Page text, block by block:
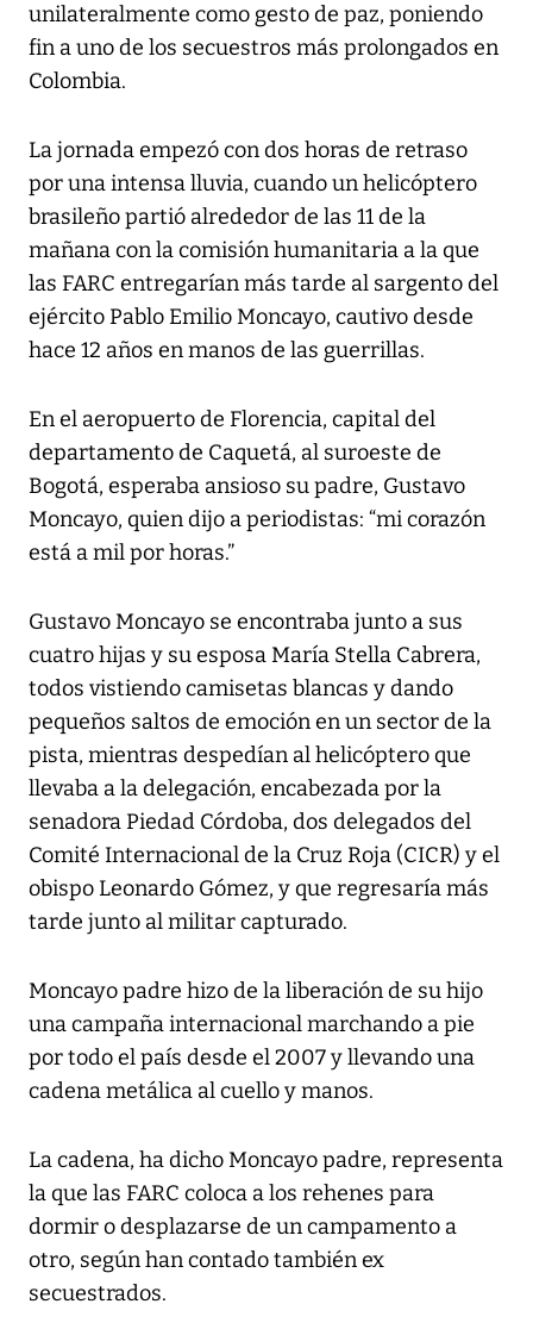
unilateralmente como gesto de paz, poniendo
fin a uno de los secuestros más prolongados en
Colombia.
La jornada empezó con dos horas de retraso
por una intensa lluvia, cuando un helicóptero
brasileño partió alrededor de las 11 de la
mañana con la comisión humanitaria a la que
las FARC entregarían más tarde al sargento del
ejército Pablo Emilio Moncayo, cautivo desde
hace 12 años en manos de las guerrillas.
En el aeropuerto de Florencia, capital del
departamento de Caquetá, al suroeste de
Bogotá, esperaba ansioso su padre, Gustavo
Moncayo, quien dijo a periodistas: “mi corazón
está a mil por horas.”
Gustavo Moncayo se encontraba junto a sus
cuatro hijas y su esposa María Stella Cabrera,
todos vistiendo camisetas blancas y dando
pequeños saltos de emoción en un sector de la
pista, mientras despedían al helicóptero que
llevaba a la delegación, encabezada por la
senadora Piedad Córdoba, dos delegados del
Comité Internacional de la Cruz Roja (CICR) y el
obispo Leonardo Gómez, y que regresaría más
tarde junto al militar capturado.
Moncayo padre hizo de la liberación de su hijo
una campaña internacional marchando a pie
por todo el país desde el 2007 y llevando una
cadena metálica al cuello y manos.
La cadena, ha dicho Moncayo padre, representa
la que las FARC coloca a los rehenes para
dormir o desplazarse de un campamento a
otro, según han contado también ex
secuestrados.